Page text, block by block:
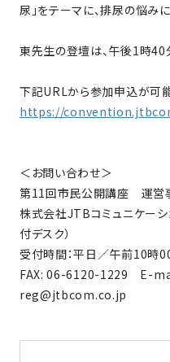
尿」をテーマに、排尿の悩み
東先生の登壇は、午後1時40
下記URLから参加申込が可能
https://
＜お問い合わせ＞
第11回市民公開講座 運営
株式会社JTBコミュニケーシ
付デスク）
受付時間：平日／午前10時
FAX: 06-6120-1229 E-
reg@jtbcom.co.jp